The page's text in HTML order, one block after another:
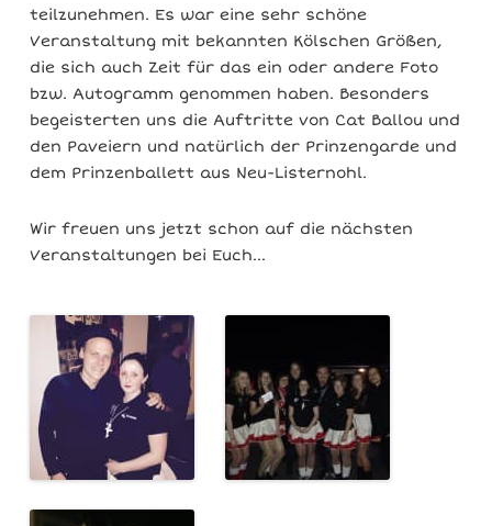
teilzunehmen. Es war eine sehr schöne
Veranstaltung mit bekannten Kölschen Größen,
die sich auch Zeit für das ein oder andere Foto
bzw. Autogramm genommen haben. Besonders
begeisterten uns die Auftritte von Cat Ballou und
den Paveiern und natürlich der Prinzengarde und
dem Prinzenballett aus Neu-Listernohl.
Wir freuen uns jetzt schon auf die nächsten
Veranstaltungen bei Euch…